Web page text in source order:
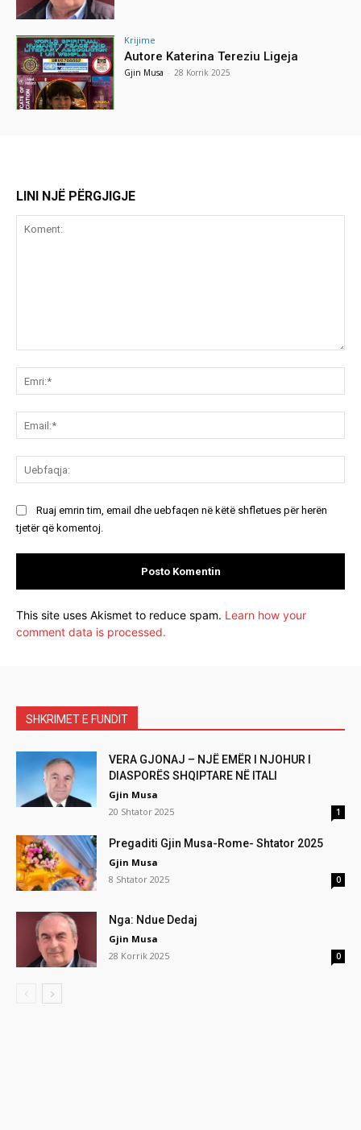
Krijime
Autore Katerina Tereziu Ligeja
Gjin Musa - 28 Korrik 2025
LINI NJË PËRGJIGJE
Ruaj emrin tim, email dhe uebfaqen në këtë shfletues për herën
tjetër që komentoj.
This site uses Akismet to reduce spam. Learn how your
comment data is processed.
SHKRIMET E FUNDIT
VERA GJONAJ – NJË EMËR I NJOHUR I
DIASPORËS SHQIPTARE NË ITALI
Gjin Musa
20 Shtator 2025
1
Pregaditi Gjin Musa-Rome- Shtator 2025
Gjin Musa
8 Shtator 2025
0
Nga: Ndue Dedaj
Gjin Musa
28 Korrik 2025
0